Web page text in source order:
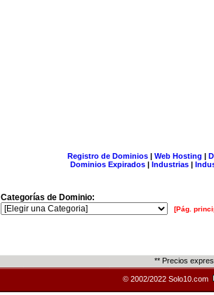
Registro de Dominios| Web Hosting |
Dominios Expirados | Industrias |
Categorías de Dominio:
[Pág.
** Precios
© 2002/2022 Solo10.com